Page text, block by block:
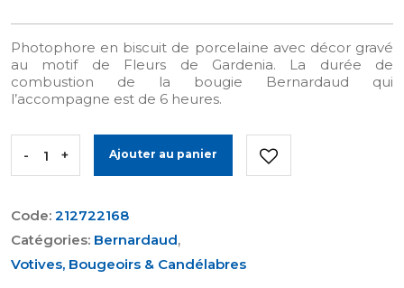
Photophore en biscuit de porcelaine avec décor gravé
au motif de Fleurs de Gardenia. La durée de
combustion de la bougie Bernardaud qui
l’accompagne est de 6 heures.
- + Ajouter au panier
Code: 212722168
Catégories: Bernardaud,
Votives, Bougeoirs & Candélabres